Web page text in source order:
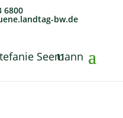
6800
bw.de
Seemann